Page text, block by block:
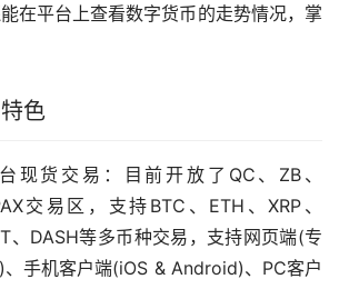
在平台上查看数字货币的走势情况，掌
色
现货交易：目前开放了QC、ZB、
交易区，支持BTC、ETH、XRP、
、DASH等多币种交易，支持网页端(专
手机客户端(iOS & Android)、PC客户